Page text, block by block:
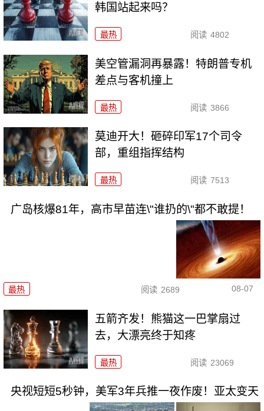
韩国站起来吗？
最热 阅读 4802
美空管漏洞再暴露！特朗普专机
差点与客机撞上
最热 阅读 3866
莫迪开大！砸碎印军17个司令
部，重组指挥结构
最热 阅读 7513
广岛核爆81年，高市早苗连\"谁扔的\"都不敢提！
最热 阅读 2689 08-07
五箭齐发！熊猫这一巴掌扇过
去，大漂亮终于知疼
最热 阅读 23069
央视短短5秒钟，美军3年兵推一夜作废！亚太变天